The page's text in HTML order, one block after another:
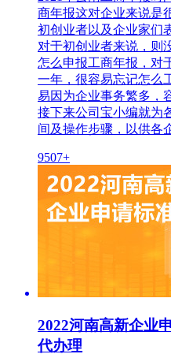
商年报这对企业来说是
初创业者以及企业家们
对于初创业者来说，则
怎么申报工商年报，对
一年，很容易忘记怎么
易因为企业事务繁多，
接下来公司宝小编就为
间及操作步骤，以供各
9507+
2022河南高新企业
代办理